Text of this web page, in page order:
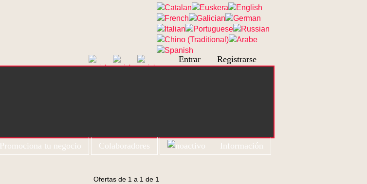
Entrar Registrarse
Promociona tu negocio Colaboradores Información
Ofertas de 1 a 1 de 1